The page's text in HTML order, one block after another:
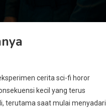
cerita sci-fi horor
kecil yang terus
terutama saat mulai menyadari